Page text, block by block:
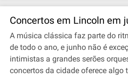
Concertos em Lincoln em
A música clássica faz parte do
de todo o ano, e junho não é
intimistas a grandes serões
concertos da cidade oferece algo